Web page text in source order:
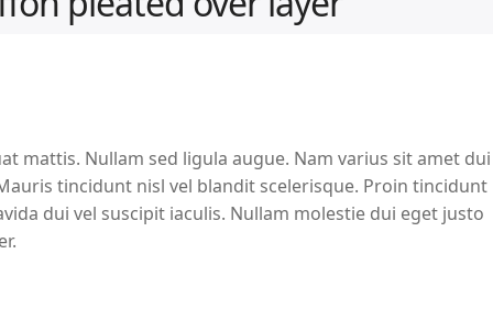
mattis. Nullam sed ligula augue. Nam varius sit amet dui
tincidunt nisl vel blandit scelerisque. Proin tincidunt
dui vel suscipit iaculis. Nullam molestie dui eget justo